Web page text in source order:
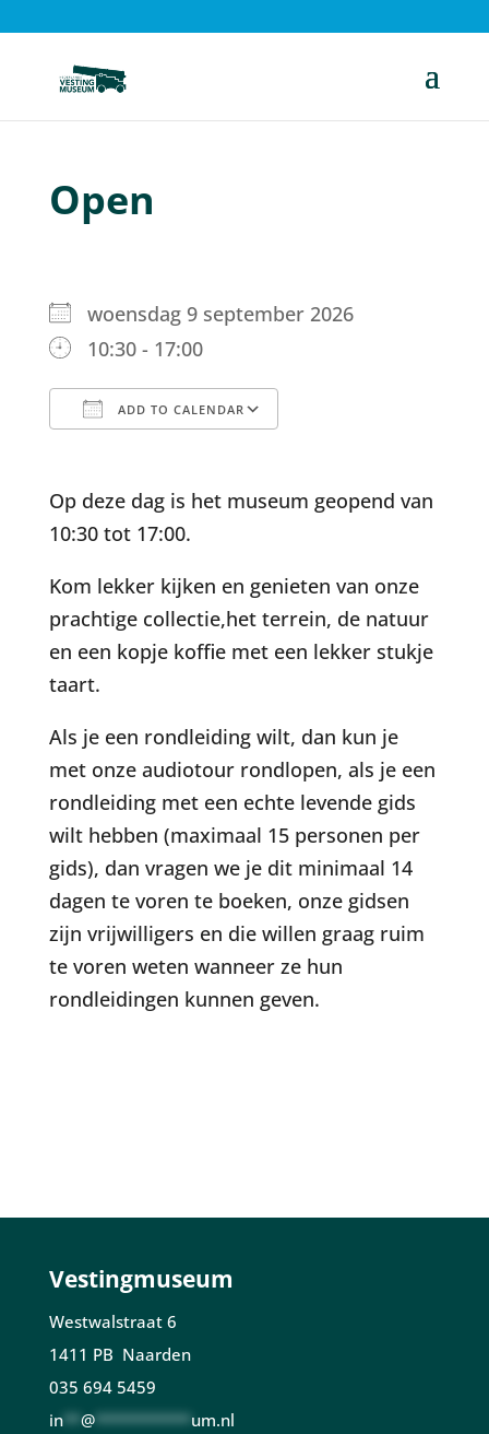
Open
woensdag 9 september 2026
10:30 - 17:00
ADD TO CALENDAR
Op deze dag is het museum geopend van
10:30 tot 17:00.
Kom lekker kijken en genieten van onze
prachtige collectie,het terrein, de natuur
en een kopje koffie met een lekker stukje
taart.
Als je een rondleiding wilt, dan kun je
met onze audiotour rondlopen, als je een
rondleiding met een echte levende gids
wilt hebben (maximaal 15 personen per
gids), dan vragen we je dit minimaal 14
dagen te voren te boeken, onze gidsen
zijn vrijwilligers en die willen graag ruim
te voren weten wanneer ze hun
rondleidingen kunnen geven.
Vestingmuseum
Westwalstraat 6
1411 PB Naarden
035 694 5459
in** @*********** um.nl